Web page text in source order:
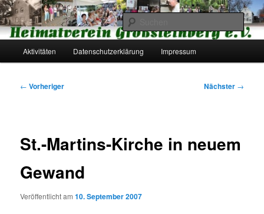
Zum
primären
Inhalt
springenHeimatverein Großsteinberg e.V.
Aktivitäten Datenschutzerklärung Impressum
Beitragsnavigation
← Vorheriger Nächster →
St.-Martins-Kirche in neuem
Gewand
Veröffentlicht am10. September 2007